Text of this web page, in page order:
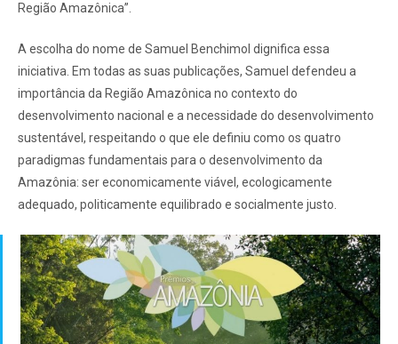
Região Amazônica”.
A escolha do nome de Samuel Benchimol dignifica essa
iniciativa. Em todas as suas publicações, Samuel defendeu a
importância da Região Amazônica no contexto do
desenvolvimento nacional e a necessidade do desenvolvimento
sustentável, respeitando o que ele definiu como os quatro
paradigmas fundamentais para o desenvolvimento da
Amazônia: ser economicamente viável, ecologicamente
adequado, politicamente equilibrado e socialmente justo.